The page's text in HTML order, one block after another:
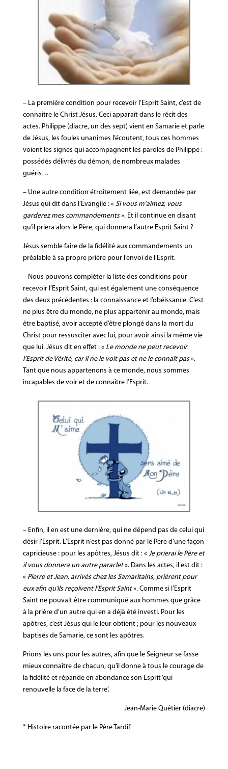
– La première condition pour recevoir l’Esprit Saint, c’est de
connaître le Christ Jésus. Ceci apparaît dans le récit des
actes. Philippe (diacre, un des sept) vient en Samarie et parle
de Jésus, les foules unanimes l’écoutent, tous ces hommes
voient les signes qui accompagnent les paroles de Philippe :
possédés délivrés du démon, de nombreux malades
guéris…
– Une autre condition étroitement liée, est demandée par
Jésus qui dit dans l’Évangile : « Si vous m’aimez, vous
garderez mes commandements». Et il continue en disant
qu’il priera alors le Père, qui donnera l’autre Esprit Saint ?
Jésus semble faire de la fidélité aux commandements un
préalable à sa propre prière pour l’envoi de l’Esprit.
– Nous pouvons compléter la liste des conditions pour
recevoir l’Esprit Saint, qui est également une conséquence
des deux précédentes : la connaissance et l’obéissance. C’est
ne plus être du monde, ne plus appartenir au monde, mais
être baptisé, avoir accepté d’être plongé dans la mort du
Christ pour ressusciter avec lui, pour avoir ainsi la même vie
que lui. Jésus dit en effet : « Le monde ne peut recevoir
l’Esprit de Vérité, car il ne le voit pas et ne le connaît pas».
Tant que nous appartenons à ce monde, nous sommes
incapables de voir et de connaître l’Esprit.
– Enfin, il en est une dernière, qui ne dépend pas de celui qui
désir l’Esprit. L’Esprit n’est pas donné par le Père d’une façon
capricieuse : pour les apôtres, Jésus dit : « Je prierai le Père et
il vous donnera un autre paraclet». Dans les actes, il est dit :
« Pierre et Jean, arrivés chez les Samaritains, prièrent pour
eux afin qu’ils reçoivent l’Esprit Saint». Comme si l’Esprit
Saint ne pouvait être communiqué aux hommes que grâce
à la prière d’un autre qui en a déjà été investi. Pour les
apôtres, c’est Jésus qui le leur obtient ; pour les nouveaux
baptisés de Samarie, ce sont les apôtres.
Prions les uns pour les autres, afin que le Seigneur se fasse
mieux connaître de chacun, qu’il donne à tous le courage de
la fidélité et répande en abondance son Esprit ‘qui
renouvelle la face de la terre’.
Jean-Marie Quétier (diacre)
* Histoire racontée par le Père Tardif